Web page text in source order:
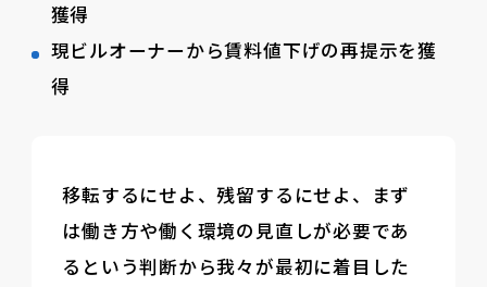
獲得
現ビルオーナーから賃料値下げの再提示を獲
得
移転するにせよ、残留するにせよ、まず
は働き方や働く環境の見直しが必要であ
るという判断から我々が最初に着目した